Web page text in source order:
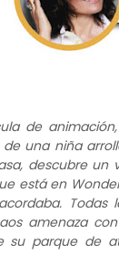
de
una niña
descubre
está en
Todas
amenaza
su parque de